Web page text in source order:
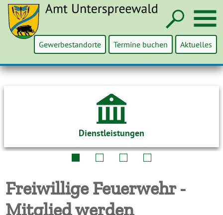
Gewerbestandorte Termine buchen Aktuelles
Dienstleistungen
Freiwillige Feuerwehr -
Mitglied werden